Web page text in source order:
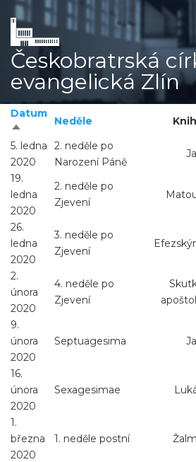
Přejít
hlavnímu
obsahu
Českobratrská
evangelická Zlín
Datum
Seřadit
sestupně
Neděle
5. ledna
2020
2. neděle po
Narození Páně
19.
ledna
2020
2. neděle po
Zjevení
26.
ledna
2020
3. neděle po
Zjevení
2.
února
2020
4. neděle po
Zjevení
9.
února
2020
Septuagesima
16.
února
2020
Sexagesimae
1.
března
2020
1. neděle postní